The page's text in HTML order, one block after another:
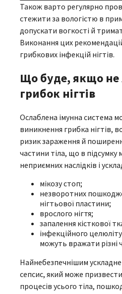
Також варто регулярно
стежити за вологістю в
допускати вогкості й
Виконання цих
грибкових інфекцій нігтів.
Що буде, якщо не
грибок нігтів
Ослаблена імунна система
виникнення грибка нігтів,
ризик зараження й
частини тіла, що в
неприємних наслідків і
мікозу стоп;
незворотних
нігтьової пластини;
врослого нігтя;
запалення кісткової
інфекційного
можуть вражати різні
Найнебезпечнішим
сепсис, який може
процесів усього тіла,